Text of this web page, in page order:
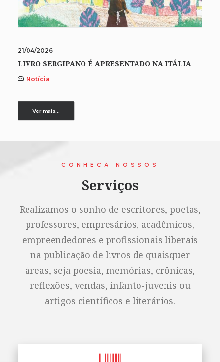
21/04/2026
LIVRO SERGIPANO É APRESENTADO NA ITÁLIA
Notícia
Ver mais...
CONHEÇA NOSSOS
Serviços
Realizamos o sonho de escritores, poetas,
professores, empresários, acadêmicos,
empreendedores e profissionais liberais
na publicação de livros de quaisquer
áreas, seja poesia, memórias, crônicas,
reflexões, vendas, infanto-juvenis ou
artigos científicos e literários.